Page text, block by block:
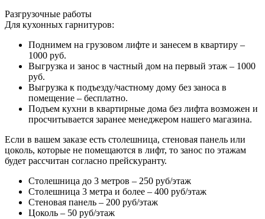
Разгрузочные работы
Для кухонных гарнитуров:
Поднимем на грузовом лифте и занесем в квартиру –
1000 руб.
Выгрузка и занос в частный дом на первый этаж – 1000
руб.
Выгрузка к подъезду/частному дому без заноса в
помещение – бесплатно.
Подъем кухни в квартирные дома без лифта возможен и
просчитывается заранее менеджером нашего магазина.
Если в вашем заказе есть столешница, стеновая панель или
цоколь, которые не помещаются в лифт, то занос по этажам
будет рассчитан согласно прейскуранту.
Столешница до 3 метров – 250 руб/этаж
Столешница 3 метра и более – 400 руб/этаж
Стеновая панель – 200 руб/этаж
Цоколь – 50 руб/этаж